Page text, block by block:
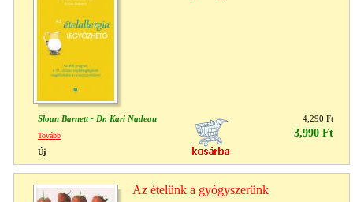
Sloan Barnett - Dr. Kari Nadeau 4,290 Ft
3,990 Ft
Tovább
Új
Az ételünk a gyógyszerünk